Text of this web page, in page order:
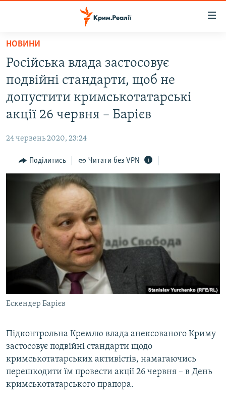
Перейти
основного
матеріалу
до
основної
Перейти
пошуку
ПОЛІТИКА
ПОГЛЯД
ІНТЕРВ'Ю
ВСЕ ЗА ДЕНЬ
СПЕЦПРОЕКТИ
ДЕПОРТАЦІЯ
ВІДЕОУРОКИ «ELIFBE»
СВІДЧЕННЯ ОКУПАЦІЇ
УКРАЇНСЬКА ПРОБЛЕМА КРИМУ
ІНФОГРАФІКА
ЯК ОБІЙТИ БЛОКУВАННЯ
Русский
Qırımtatar
ДОЛУЧАЙСЯ!
Усі сайти RFE/RL
НОВИНИ
Російська влада застосовує
подвійні стандарти, щоб не
допустити кримськотатарські
акції 26 червня – Барієв
24 червень 2020, 23:24
Поділитись Читати без VPN
Ескендер Барієв
Підконтрольна Кремлю влада анексованого Криму
застосовує подвійні стандарти щодо
кримськотатарських активістів, намагаючись
перешкодити їм провести акції 26 червня – в День
кримськотатарського прапора.